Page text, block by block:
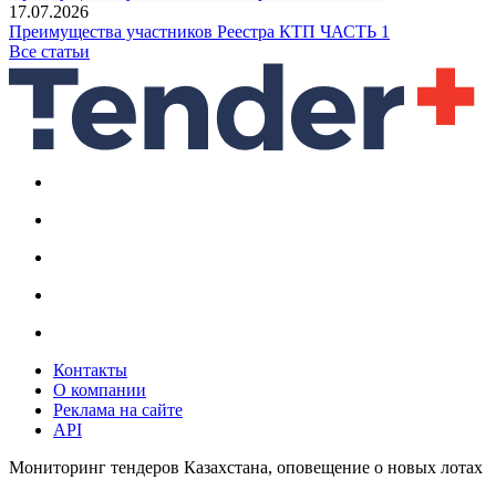
17.07.2026
Преимущества участников Реестра КТП ЧАСТЬ 1
Все статьи
Контакты
О компании
Реклама на сайте
API
Мониторинг тендеров Казахстана, оповещение о новых лотах